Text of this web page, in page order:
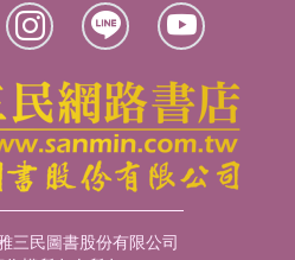
三民圖書股份有限公司